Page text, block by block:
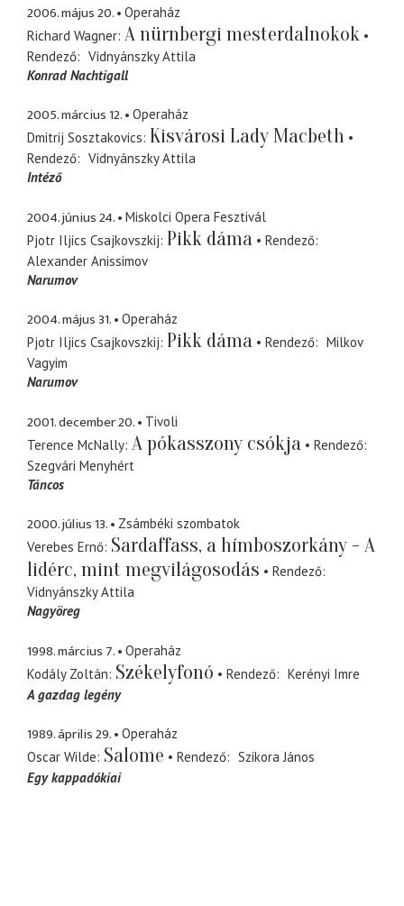
2006. május 20.
Operaház
Richard Wagner A nürnbergi mesterdalnokok
Rendező
Vidnyánszky Attila
Konrad Nachtigall
2005. március 12.
Operaház
Dmitrij Sosztakovics Kisvárosi Lady Macbeth
Rendező
Vidnyánszky Attila
Intéző
2004. június 24.
Miskolci Opera Fesztivál
Pjotr Iljics Csajkovszkij Pikk dáma
Rendező
Alexander Anissimov
Narumov
2004. május 31.
Operaház
Pjotr Iljics Csajkovszkij Pikk dáma Rendező
Milkov
Vagyim
Narumov
2001. december 20.
Tivoli
Terence McNally A pókasszony csókja
Rendező
Szegvári Menyhért
Táncos
2000. július 13.
Zsámbéki szombatok
Verebes Ernő Sardaffass, a hímboszorkány - A
lidérc, mint megvilágosodás
Rendező
Vidnyánszky Attila
Nagyöreg
1998. március 7.
Operaház
Kodály Zoltán Székelyfonó Rendező
Kerényi Imre
A gazdag legény
1989. április 29.
Operaház
Oscar Wilde Salome Rendező
Szikora János
Egy kappadókiai